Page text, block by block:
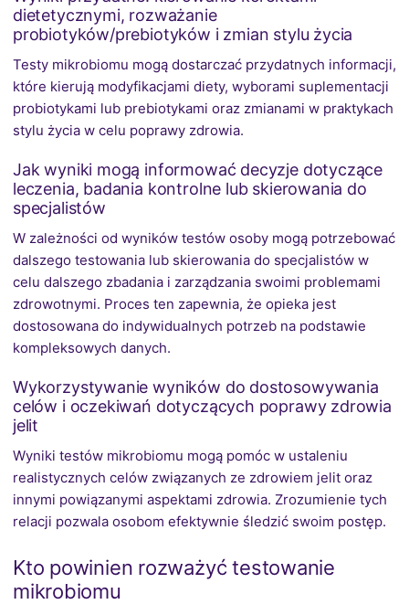
dietetycznymi, rozważanie
probiotyków/prebiotyków i zmian stylu życia
Testy mikrobiomu mogą dostarczać przydatnych informacji,
które kierują modyfikacjami diety, wyborami suplementacji
probiotykami lub prebiotykami oraz zmianami w praktykach
stylu życia w celu poprawy zdrowia.
Jak wyniki mogą informować decyzje dotyczące
leczenia, badania kontrolne lub skierowania do
specjalistów
W zależności od wyników testów osoby mogą potrzebować
dalszego testowania lub skierowania do specjalistów w
celu dalszego zbadania i zarządzania swoimi problemami
zdrowotnymi. Proces ten zapewnia, że opieka jest
dostosowana do indywidualnych potrzeb na podstawie
kompleksowych danych.
Wykorzystywanie wyników do dostosowywania
celów i oczekiwań dotyczących poprawy zdrowia
jelit
Wyniki testów mikrobiomu mogą pomóc w ustaleniu
realistycznych celów związanych ze zdrowiem jelit oraz
innymi powiązanymi aspektami zdrowia. Zrozumienie tych
relacji pozwala osobom efektywnie śledzić swoim postęp.
Kto powinien rozważyć testowanie
mikrobiomu